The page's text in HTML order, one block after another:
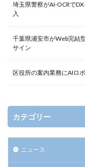
埼玉県警察がAI-OCRで
入
千葉県浦安市がWeb完結
サイン
区役所の案内業務にAIロ
カテゴリー
ニュース